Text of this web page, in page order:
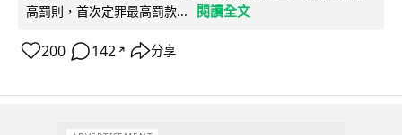
高罰則，首次定罪最高罰款...
閱讀全文
200 142 ↗ 分享